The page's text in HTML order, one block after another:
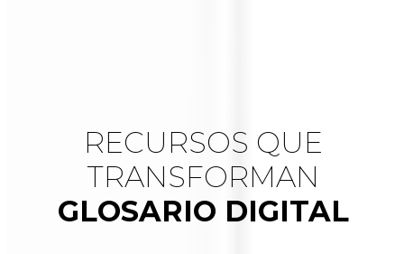
RECURSOS QUE
TRANSFORMAN
GLOSARIO DIGITAL